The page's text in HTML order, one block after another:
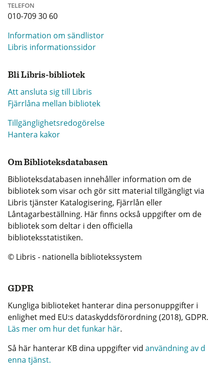
TELEFON
010-709 30 60
Information om sändlistor
Libris informationssidor
Bli Libris-bibliotek
Att ansluta sig till Libris
Fjärrlåna mellan bibliotek
Tillgänglighetsredogörelse
Hantera kakor
Om Biblioteksdatabasen
Biblioteksdatabasen innehåller information om de
bibliotek som visar och gör sitt material tillgängligt via
Libris tjänster Katalogisering, Fjärrlån eller
Låntagarbeställning. Här finns också uppgifter om de
bibliotek som deltar i den officiella
biblioteksstatistiken.
© Libris - nationella bibliotekssystem
GDPR
Kungliga biblioteket hanterar dina personuppgifter i
enlighet med EU:s dataskyddsförordning (2018), GDPR.
Läs mer om hur det funkar här.
Så här hanterar KB dina uppgifter vid användning av d
enna tjänst.